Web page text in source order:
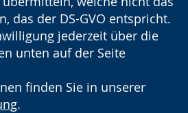
das der DS-GVO entspricht.
jederzeit über die
unten auf der Seite
finden Sie in unserer
.